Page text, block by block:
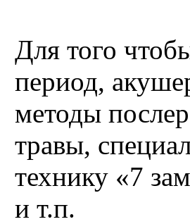
Для того
период,
методы
травы,
технику «7
и т.п.